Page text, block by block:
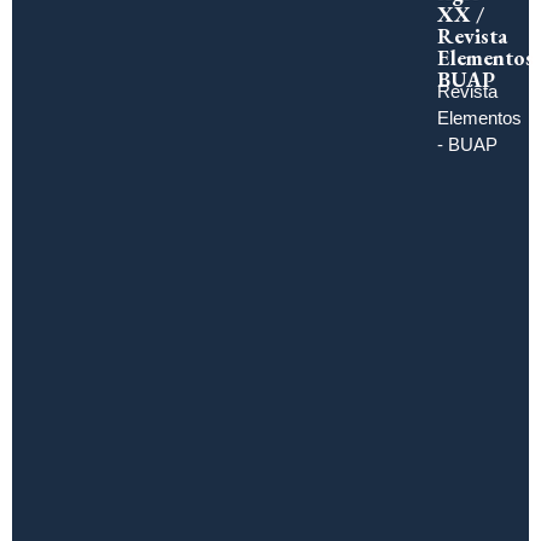
XX /
Revista
Elementos
BUAP
Revista
Elementos
- BUAP